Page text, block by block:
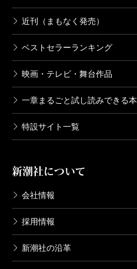
近刊（まもなく発売）
ベストセラーランキング
映画・テレビ・舞台作品
一章まるごと試し読みできる本
特設サイト一覧
新潮社について
会社情報
採用情報
新潮社の沿革